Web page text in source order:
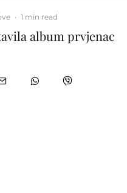
· 1 min read
album prvjenac